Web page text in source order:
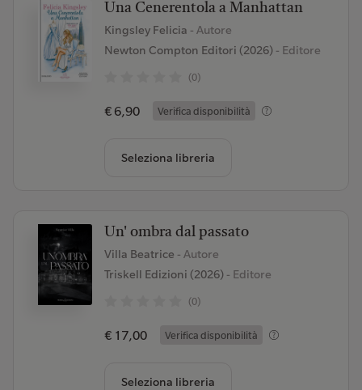
Una Cenerentola a Manhattan
Kingsley Felicia - Autore
Newton Compton Editori (2026)- Editore
(0)
€ 6,90 Verifica disponibilità
Seleziona libreria
Un' ombra dal passato
Villa Beatrice - Autore
Triskell Edizioni (2026)- Editore
(0)
€ 17,00 Verifica disponibilità
Seleziona libreria